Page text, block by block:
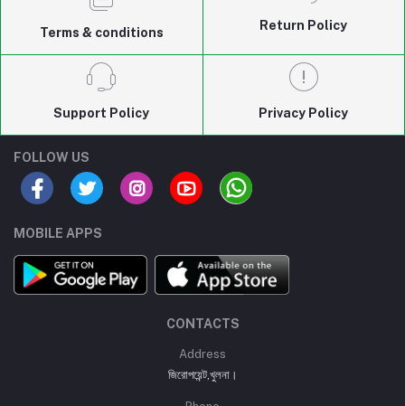
Terms & conditions
Return Policy
Support Policy Privacy Policy
FOLLOW US
MOBILE APPS
CONTACTS
Address
জিরোপয়েন্ট,খুলনা।